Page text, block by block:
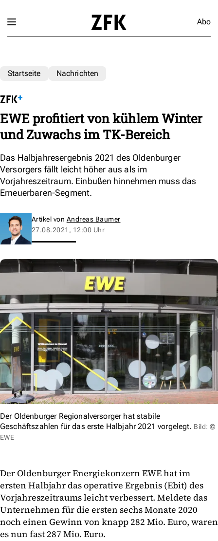
Abo
Startseite Nachrichten
EWE profitiert von kühlem Winter
und Zuwachs im TK-Bereich
Das Halbjahresergebnis 2021 des Oldenburger
Versorgers fällt leicht höher aus als im
Vorjahreszeitraum. Einbußen hinnehmen muss das
Erneuerbaren-Segment.
Artikel von Andreas Baumer
27.08.2021, 12:00 Uhr
Der Oldenburger Regionalversorger hat stabile
Geschäftszahlen für das erste Halbjahr 2021 vorgelegt. Bild: ©
EWE
Der Oldenburger Energiekonzern EWE hat im
ersten Halbjahr das operative Ergebnis (Ebit) des
Vorjahreszeitraums leicht verbessert. Meldete das
Unternehmen für die ersten sechs Monate 2020
noch einen Gewinn von knapp 282 Mio. Euro, waren
es nun fast 287 Mio. Euro.